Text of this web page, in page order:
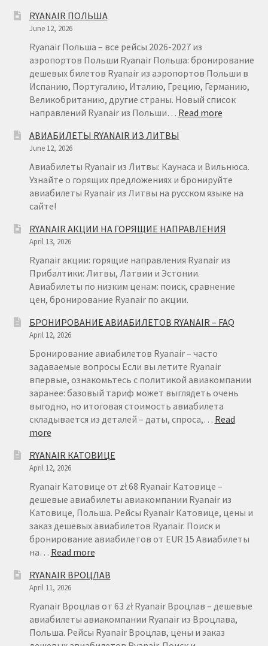
ОТ
€
29
RYANAIR ПОЛЬША
June 12, 2026
Ryanair Польша – все рейсы 2026-2027 из
аэропортов Польши Ryanair Польша: бронирование
дешевых билетов Ryanair из аэропортов Польши в
Испанию, Португалию, Италию, Грецию, Германию,
Великобританию, другие страны. Новый список
направлений Ryanair из Польши… Read more:
АВИАБИЛЕТЫ RYANAIR ИЗ ЛИТВЫ
June 12, 2026
Авиабилеты Ryanair из Литвы: Каунаса и Вильнюса.
Узнайте о горящих предложениях и бронируйте
авиабилеты Ryanair из Литвы на русском языке на
сайте!
RYANAIR АКЦИИ НА ГОРЯЩИЕ НАПРАВЛЕНИЯ
April 13, 2026
Ryanair акции: горящие направления Ryanair из
Прибалтики: Литвы, Латвии и Эстонии.
Авиабилеты по низким ценам: поиск, сравнение
цен, бронирование Ryanair по акции.
БРОНИРОВАНИЕ АВИАБИЛЕТОВ RYANAIR – FAQ
April 12, 2026
Бронирование авиабилетов Ryanair – часто
задаваемые вопросы Если вы летите Ryanair
впервые, ознакомьтесь с политикой авиакомпании
заранее: базовый тариф может выглядеть очень
выгодно, но итоговая стоимость авиабилета
складывается из деталей – даты, спроса,… Read
more:
АВИАБИЛЕТОВ
RYANAIR
–
FAQ
RYANAIR КАТОВИЦЕ
April 12, 2026
Ryanair Катовице от zł 68 Ryanair Катовице –
дешевые авиабилеты авиакомпании Ryanair из
Катовице, Польша. Рейсы Ryanair Катовице, цены и
заказ дешевых авиабилетов Ryanair. Поиск и
бронирование авиабилетов от EUR 15 Авиабилеты
на… Read more:
КАТОВИЦЕ
RYANAIR ВРОЦЛАВ
April 11, 2026
Ryanair Вроцлав от 63 zł Ryanair Вроцлав – дешевые
авиабилеты авиакомпании Ryanair из Вроцлава,
Польша. Рейсы Ryanair Вроцлав, цены и заказ